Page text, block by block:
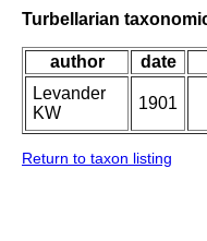
Turbellarian
author
date
Levander
KW
1901
Return to taxon listing